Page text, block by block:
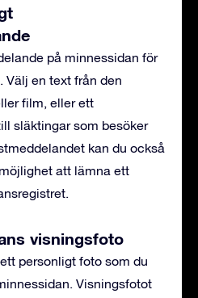
på minnessidan för
Välj en text från den
film, eller ett
släktingar som besöker
kan du också
att lämna ett
visningsfoto
personligt foto som du
Visningsfotot